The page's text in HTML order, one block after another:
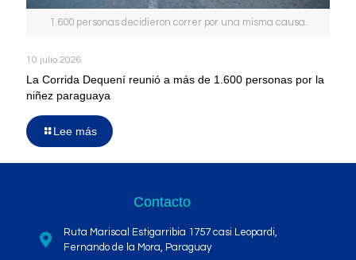
1.600 personas decidieron correr por una misma causa.
10 julio 2026
La Corrida Dequení reunió a más de 1.600 personas por la
niñez paraguaya
Lee más
Contacto
Ruta Mariscal Estigarribia 1757 casi Leopardi,
Fernando de la Mora, Paraguay